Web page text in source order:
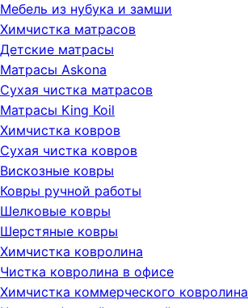
Мебель из нубука и замши
Химчистка матрасов
Детские матрасы
Матрасы Askona
Сухая чистка матрасов
Матрасы King Koil
Химчистка ковров
Сухая чистка ковров
Вискозные ковры
Ковры ручной работы
Шелковые ковры
Шерстяные ковры
Химчистка ковролина
Чистка ковролина в офисе
Химчистка коммерческого ковролина